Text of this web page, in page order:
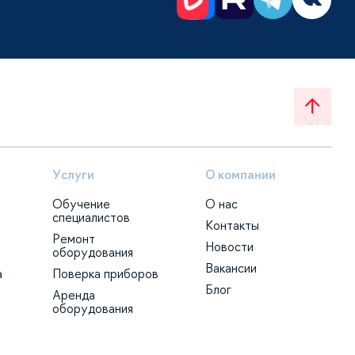
Услуги
Обучение
специалистов
Ремонт
оборудования
Поверка приборов
Аренда
оборудования
О компании
О нас
Контакты
Новости
Вакансии
Блог